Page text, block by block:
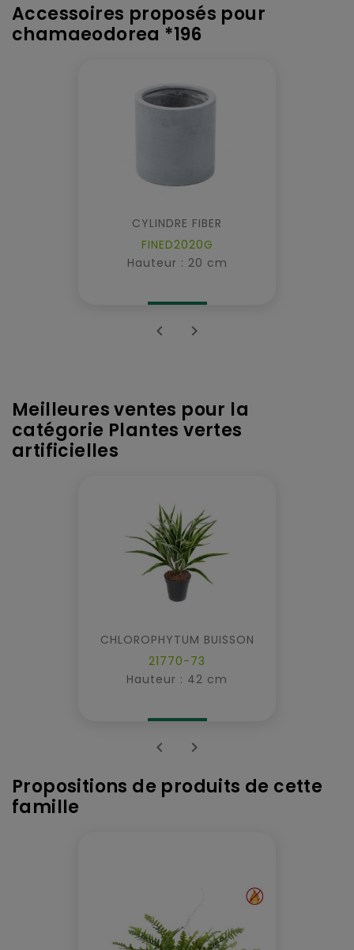
Accessoires proposés pour
chamaeodorea *196
CYLINDRE FIBER
FINED2020G
Hauteur : 20 cm
 
Meilleures ventes pour la
catégorie Plantes vertes
artificielles
CHLOROPHYTUM BUISSON
21770-73
Hauteur : 42 cm
 
Propositions de produits de cette
famille